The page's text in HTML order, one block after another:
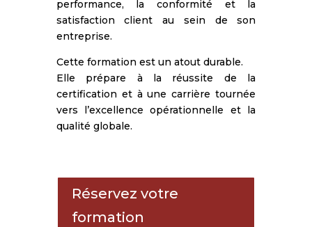
performance, la conformité et la
satisfaction client au sein de son
entreprise.
Cette formation est un atout durable.
Elle prépare à la réussite de la
certification et à une carrière tournée
vers l’excellence opérationnelle et la
qualité globale.
Réservez votre
formation